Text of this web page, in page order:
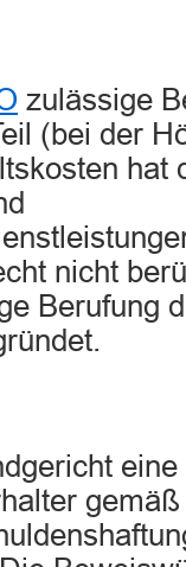
zulässige
(bei der
hat
nicht
Berufung